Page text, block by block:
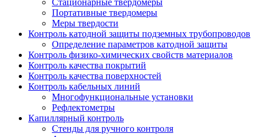
Портативные твердомеры
Меры твердости
Контроль катодной защиты подземных трубопроводов
Определение параметров катодной защиты
Контроль физико-химических свойств материалов
Контроль качества покрытий
Контроль качества поверхностей
Контроль кабельных линий
Многофункциональные установки
Рефлектометры
Капиллярный контроль
Стенды для ручного контроля